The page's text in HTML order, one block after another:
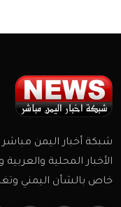
شبكة أخبار اليمن
الأخبار المحلية
خاص بالشأن اليمني